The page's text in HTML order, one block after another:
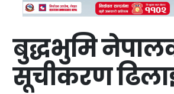
बुद्धभुमि
सूचीकरण